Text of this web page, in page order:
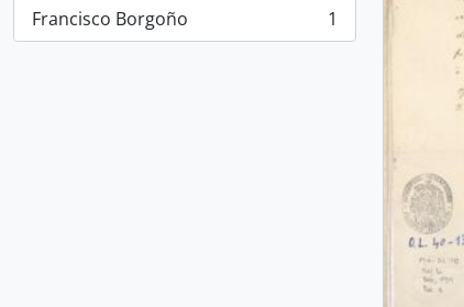
Francisco Borgoño
, 1 resultados 1